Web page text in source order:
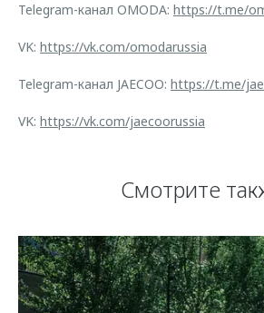
Telegram-канал OMODA: https://t.me/
VK: https://vk.com/omodarussia
Telegram-канал JAECOO: https://t.me/
VK: https://vk.com/jaecoorussia
Смотрите